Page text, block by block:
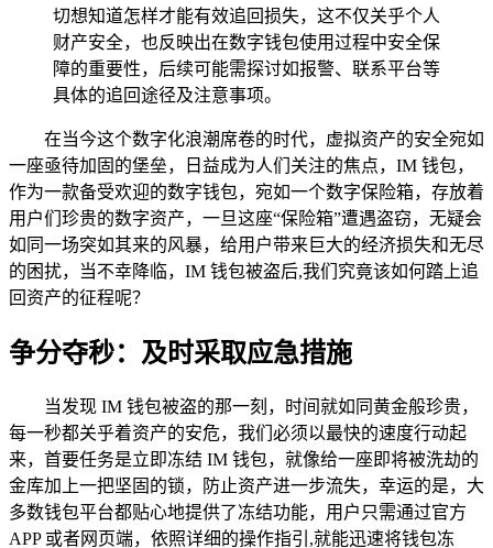
切想知道怎样才能有效追回损失，这不仅关乎个人
财产安全，也反映出在数字钱包使用过程中安全保
障的重要性，后续可能需探讨如报警、联系平台等
具体的追回途径及注意事项。
在当今这个数字化浪潮席卷的时代，虚拟资产的安全宛如
一座亟待加固的堡垒，日益成为人们关注的焦点，IM 钱包，
作为一款备受欢迎的数字钱包，宛如一个数字保险箱，存放着
用户们珍贵的数字资产，一旦这座“保险箱”遭遇盗窃，无疑会
如同一场突如其来的风暴，给用户带来巨大的经济损失和无尽
的困扰，当不幸降临，IM 钱包被盗后,我们究竟该如何踏上追
回资产的征程呢？
争分夺秒：及时采取应急措施
当发现 IM 钱包被盗的那一刻，时间就如同黄金般珍贵，
每一秒都关乎着资产的安危，我们必须以最快的速度行动起
来，首要任务是立即冻结 IM 钱包，就像给一座即将被洗劫的
金库加上一把坚固的锁，防止资产进一步流失，幸运的是，大
多数钱包平台都贴心地提供了冻结功能，用户只需通过官方
APP 或者网页端，依照详细的操作指引,就能迅速将钱包冻